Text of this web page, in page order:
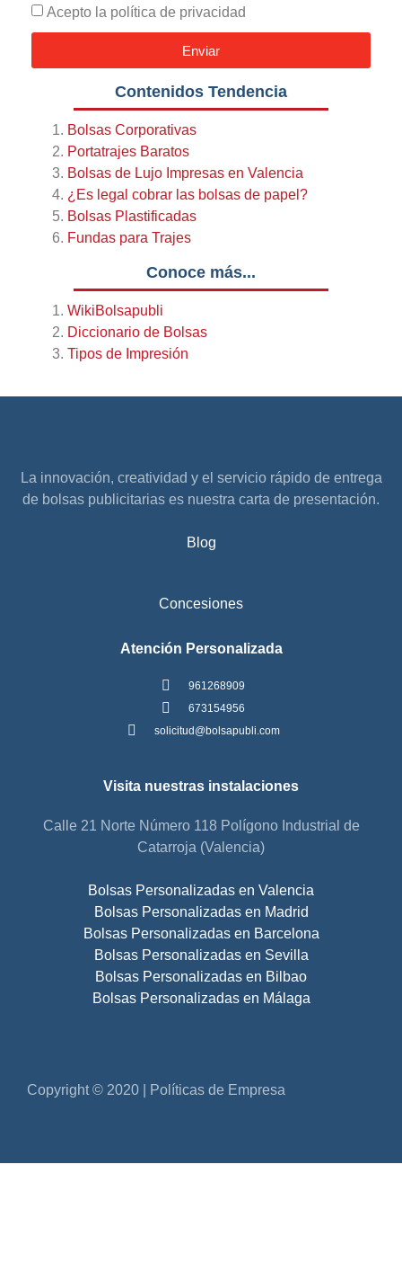
Acepto la política de privacidad
Enviar
Contenidos Tendencia
Bolsas Corporativas
Portatrajes Baratos
Bolsas de Lujo Impresas en Valencia
¿Es legal cobrar las bolsas de papel?
Bolsas Plastificadas
Fundas para Trajes
Conoce más...
WikiBolsapubli
Diccionario de Bolsas
Tipos de Impresión
La innovación, creatividad y el servicio rápido de entrega
de bolsas publicitarias es nuestra carta de presentación.
Blog
Concesiones
Atención Personalizada
961268909
673154956
solicitud@bolsapubli.com
Visita nuestras instalaciones
Calle 21 Norte Número 118 Polígono Industrial de
Catarroja (Valencia)
Bolsas Personalizadas en Valencia
Bolsas Personalizadas en Madrid
Bolsas Personalizadas en Barcelona
Bolsas Personalizadas en Sevilla
Bolsas Personalizadas en Bilbao
Bolsas Personalizadas en Málaga
Copyright © 2020 | Políticas de Empresa